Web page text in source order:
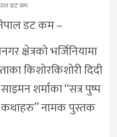
डट कम
डट कम –
क्षेत्रको भर्जिनियामा
किशोरकिशोरी दिदी
शर्माका “सत्र पुष्प
कथाहरु” नामक पुस्तक